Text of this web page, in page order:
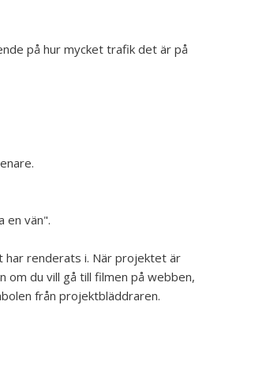
på hur mycket trafik det är på
en vän".
har renderats i. När projektet är
om du vill gå till filmen på webben,
från projektbläddraren.